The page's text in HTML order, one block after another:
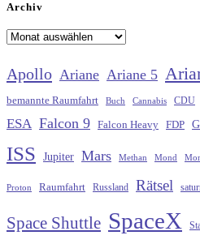
Archiv
Archiv
Apollo Ariane Ariane 5
bemannte Raumfahrt Buch Cannabis CDU
ESA Falcon 9 Falcon Heavy FDP
ISS Jupiter Mars Methan Mond
Proton Raumfahrt Russland Rätsel
Space Shuttle SpaceX